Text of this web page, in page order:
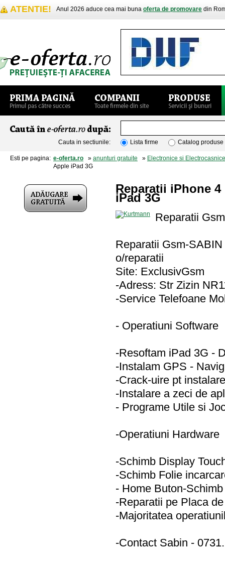
ATENTIE! Anul 2026 aduce cea mai buna oferta de promovare din
Cauta in sectiunile: Lista firme Catalog produse
Esti pe pagina: e-oferta.ro » anunturi gratuite » Electronice si Electrocasnice
Apple iPad 3G
Reparatii iPhone
iPad 3G
Reparatii
Reparatii Gsm-
o/reparatii
Site: ExclusivGsm
-Adress: Str Zizin
-Service Telefoane
- Operatiuni Software
-Resoftam iPad 3G -
-Instalam GPS -
-Crack-uire pt
-Instalare a zeci de
- Programe Utile si
-Operatiuni Hardware
-Schimb Display
-Schimb Folie
- Home Buton-
-Reparatii pe Placa
-Majoritatea
-Contact Sabin -